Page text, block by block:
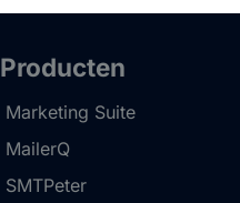
Producten
Marketing Suite
MailerQ
SMTPeter